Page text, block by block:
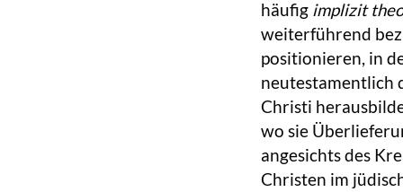
häufig implizit
weiterführend
positionieren, in
neutestamentlich
Christi
wo sie
angesichts des
Christen im